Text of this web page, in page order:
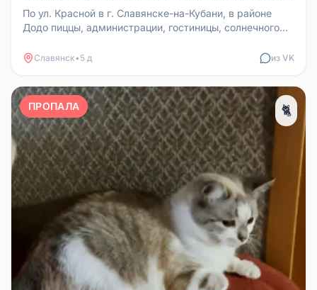
По ул. Красной в г. Славянске-на-Кубани, в районе
Додо пиццы, администрации, гостиницы, солнечного
Славянск• 5 д из VK
ПРОПАЛА 🐈